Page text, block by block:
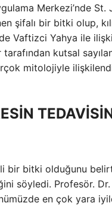
Merkezi’nde St.
şifalı bir bitki olup,
Vaftizci Yahya ile
kutsal
mitolojiyle
bitki olduğunu
söyledi. Profesör. Dr.
en çok yara